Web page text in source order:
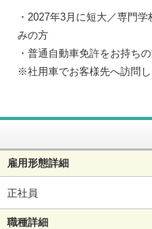
・2027年3月に短大／専門
みの方
・普通自動車免許をお持ち
※社用車でお客様先へ訪問し
雇用形態詳細
正社員
職種詳細